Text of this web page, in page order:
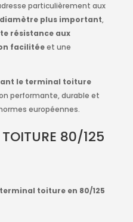
particulièrement aux
diamètre plus important,
résistance aux
facilitéeet une
le terminal toiture
performante, durable et
européennes.
80/125
toiture en 80/125